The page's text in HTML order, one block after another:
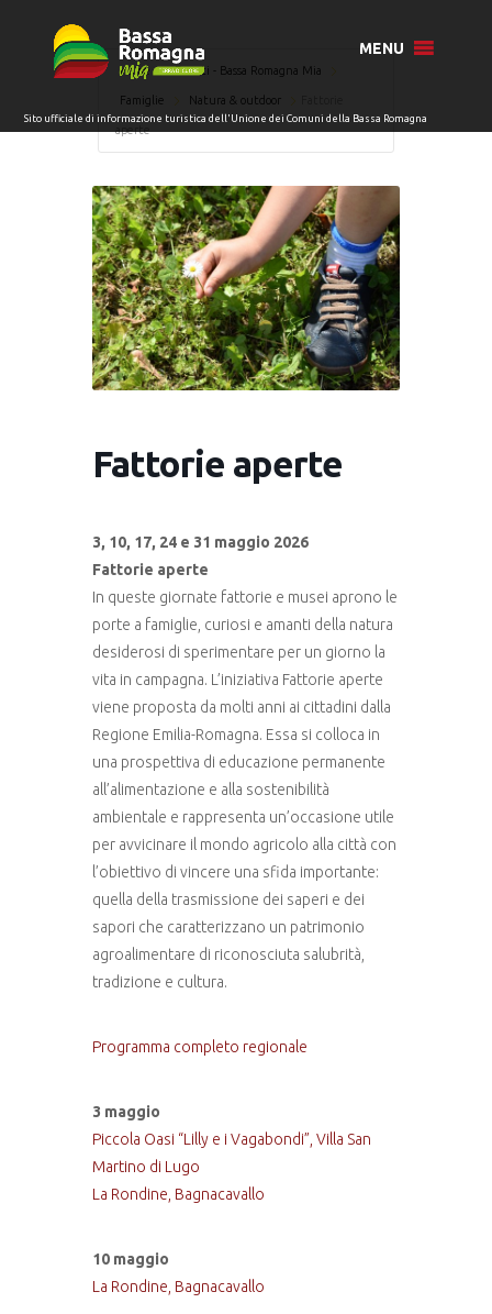
MENU
Home Eventi - Bassa Romagna Mia
Famiglie Natura & outdoor
aperte
Fattorie aperte
3, 10, 17, 24 e 31 maggio 2026
Fattorie aperte
In queste giornate fattorie e musei aprono le
porte a famiglie, curiosi e amanti della natura
desiderosi di sperimentare per un giorno la
vita in campagna. L’iniziativa Fattorie aperte
viene proposta da molti anni ai cittadini dalla
Regione Emilia-Romagna. Essa si colloca in
una prospettiva di educazione permanente
all’alimentazione e alla sostenibilità
ambientale e rappresenta un’occasione utile
per avvicinare il mondo agricolo alla città con
l’obiettivo di vincere una sfida importante:
quella della trasmissione dei saperi e dei
sapori che caratterizzano un patrimonio
agroalimentare di riconosciuta salubrità,
tradizione e cultura.
Programma completo regionale
3 maggio
Piccola Oasi “Lilly e i Vagabondi”, Villa San
Martino di Lugo
La Rondine, Bagnacavallo
10 maggio
La Rondine, Bagnacavallo